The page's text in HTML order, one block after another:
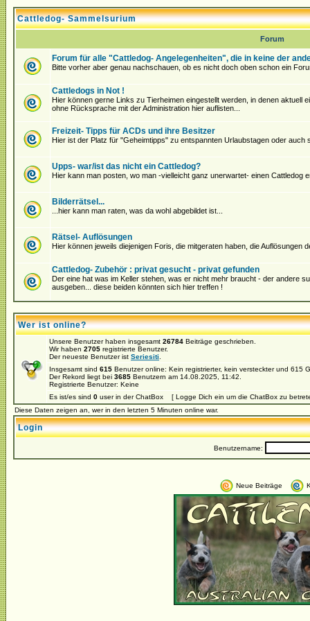
Cattledog- Sammelsurium
Forum
Forum für alle "Cattledog- Angelegenheiten", die in keine der
Bitte vorher aber genau nachschauen, ob es nicht doch oben schon ein
Cattledogs in Not !
Hier können gerne Links zu Tierheimen eingestellt werden, in denen aktuell
ohne Rücksprache mit der Administration hier auflisten...
Freizeit- Tipps für ACDs und ihre Besitzer
Hier ist der Platz für "Geheimtipps" zu entspannten Urlaubstagen oder auch
Upps- war/ist das nicht ein Cattledog?
Hier kann man posten, wo man -vielleicht ganz unerwartet- einen Cattledog
Bilderrätsel...
...hier kann man raten, was da wohl abgebildet ist...
Rätsel- Auflösungen
Hier können jeweils diejenigen Foris, die mitgeraten haben, die Auflösungen
Cattledog- Zubehör : privat gesucht - privat gefunden
Der eine hat was im Keller stehen, was er nicht mehr braucht - der andere
ausgeben... diese beiden könnten sich hier treffen !
Wer ist online?
Unsere Benutzer haben insgesamt 26784 Beiträge geschrieben.
Wir haben 2705 registrierte Benutzer.
Der neueste Benutzer ist Seriesiti
Insgesamt sind 615 Benutzer online: Kein registrierter, kein versteckter und 615
Der Rekord liegt bei 3685 Benutzern am 14.08.2025, 11:42.
Registrierte Benutzer: Keine
Es ist/es sind 0 user in der ChatBox [ Logge Dich ein um die ChatBox zu
Diese Daten zeigen an, wer in den letzten 5 Minuten online war.
Login
Benutzername:
Neue Beiträge